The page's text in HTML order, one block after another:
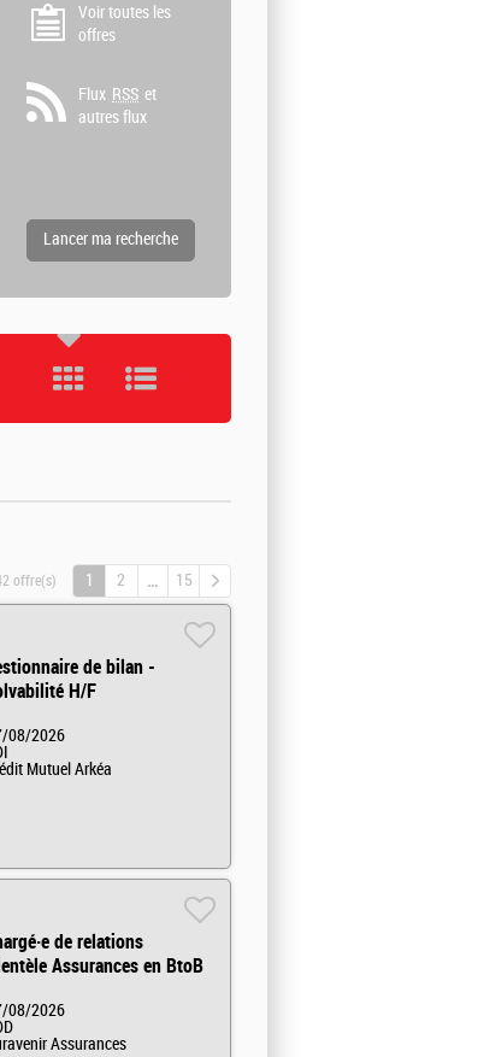
Voir toutes les
offres
Flux RSS et
autres flux
offre(s) 1 2 15
de bilan -
H/F
08/2026
Mutuel Arkéa
de relations
Assurances en BtoB
08/2026
Assurances